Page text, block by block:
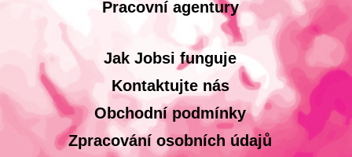
Pracovní agentury
Jak Jobsi funguje
Kontaktujte nás
Obchodní podmínky
Zpracování osobních údajů